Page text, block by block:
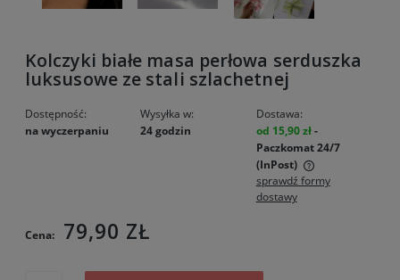
Kolczyki białe masa perłowa serduszka
luksusowe ze stali szlachetnej
Dostępność:
na wyczerpaniu
Wysyłka w:
24 godzin
Dostawa:
od 15,90 zł-
Paczkomat 24/7
(InPost)
Cena nie zawiera ewentualnych kosztów płatności
sprawdź formy
dostawy
Cena: 79,90 ZŁ